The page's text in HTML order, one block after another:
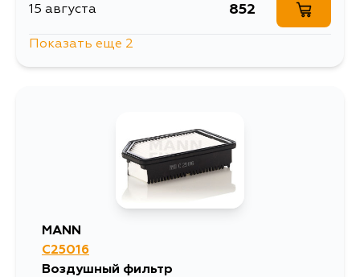
15 августа 852
Показать еще 2
MANN
C25016
Воздушный фильтр